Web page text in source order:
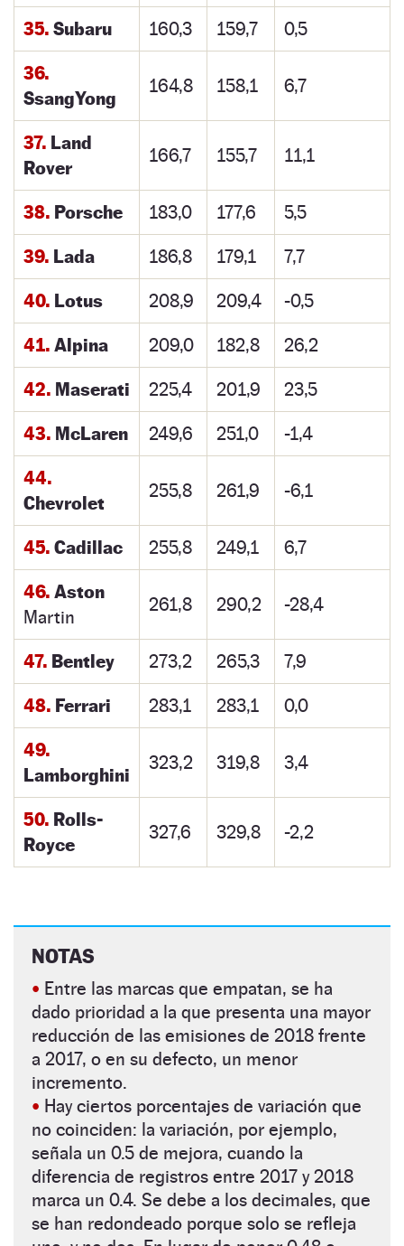
35. Subaru 160,3 159,7 0,5
36.
SsangYong
164,8 158,1 6,7
37. Land
Rover
166,7 155,7 11,1
38. Porsche 183,0 177,6 5,5
39. Lada 186,8 179,1 7,7
40. Lotus 208,9 209,4 -0,5
41. Alpina 209,0 182,8 26,2
42. Maserati 225,4 201,9 23,5
43. McLaren 249,6 251,0 -1,4
44.
Chevrolet
255,8 261,9 -6,1
45. Cadillac 255,8 249,1 6,7
46. Aston
Martin
261,8 290,2 -28,4
47. Bentley 273,2 265,3 7,9
48. Ferrari 283,1 283,1 0,0
49.
Lamborghini
323,2 319,8 3,4
50. Rolls-
Royce
327,6 329,8 -2,2
NOTAS
• Entre las marcas que empatan, se ha
dado prioridad a la que presenta una mayor
reducción de las emisiones de 2018 frente
a 2017, o en su defecto, un menor
incremento.
• Hay ciertos porcentajes de variación que
no coinciden: la variación, por ejemplo,
señala un 0.5 de mejora, cuando la
diferencia de registros entre 2017 y 2018
marca un 0.4. Se debe a los decimales, que
se han redondeado porque solo se refleja